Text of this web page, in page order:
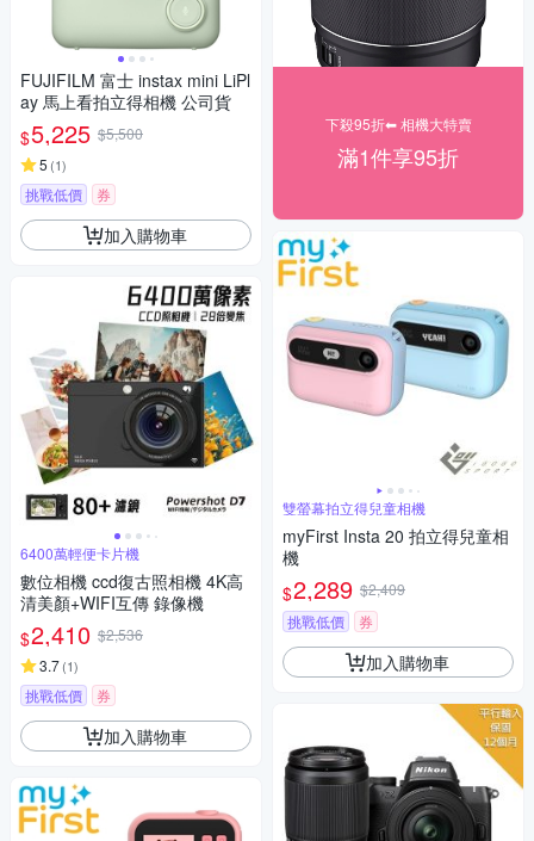
FUJIFILM 富士 instax mini LiPl
ay 馬上看拍立得相機 公司貨
$5,225 $5,500
5 (1)
挑戰低價 券
加入購物車
6400萬輕便卡片機
數位相機 ccd復古照相機 4K高
清美顏+WIFI互傳 錄像機
$2,410 $2,536
3.7(1)
挑戰低價 券
加入購物車
下殺95折⬅︎ 相機大特賣
滿1件享95折
雙螢幕拍立得兒童相機
myFirst Insta 20 拍立得兒童相
機
$2,289 $2,409
挑戰低價
券
加入購物車